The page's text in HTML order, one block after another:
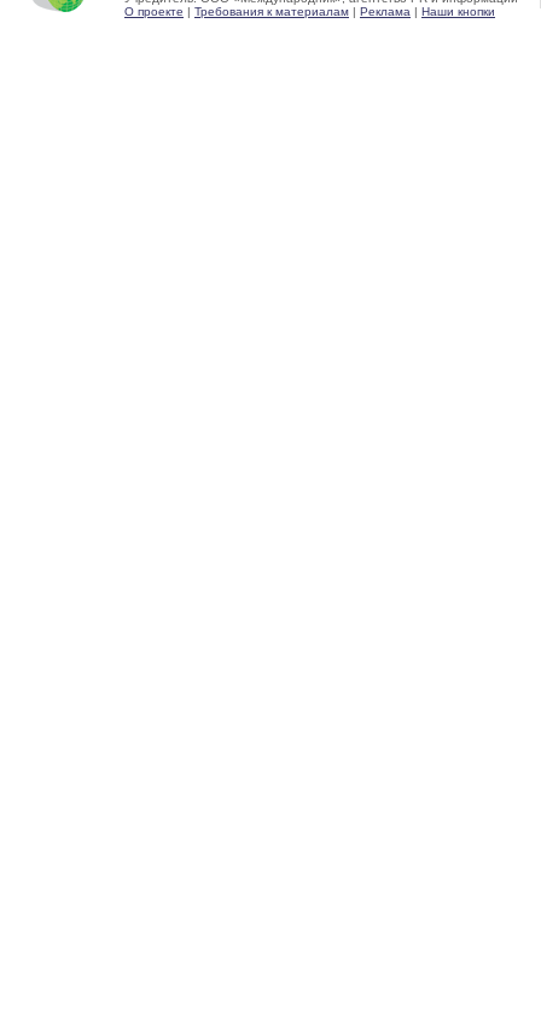
О проекте | Требования к материалам | Реклама | Наши кнопки